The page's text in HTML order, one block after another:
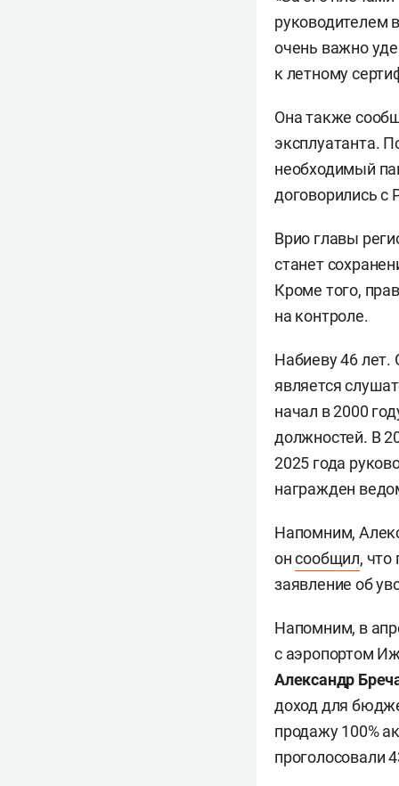
руководителем
очень важно
к летному
Она также
эксплуатанта.
необходимый
договорились с
Врио главы
станет
Кроме того,
на контроле.
Набиеву 46
является
начал в 2000
должностей. В
2025 года
награжден
Напомним,
онсообщил, что
заявление об
Напомним, в
с аэропортом
Александр
доход для
продажу 100%
проголосовали